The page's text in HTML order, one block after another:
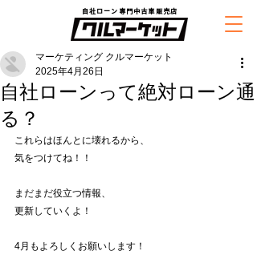
自社ローン専門中古車販売店
自社ローンって絶対ローン通
る？
マーケティング クルマーケット
2025年4月26日
これらはほんとに壊れるから、
気をつけてね！！
まだまだ役立つ情報、
更新していくよ！
4月もよろしくお願いします！